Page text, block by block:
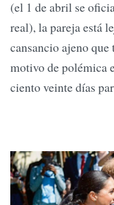
(el 1 de abril se
real), la pareja está
cansancio ajeno
motivo de polémica
ciento veinte días